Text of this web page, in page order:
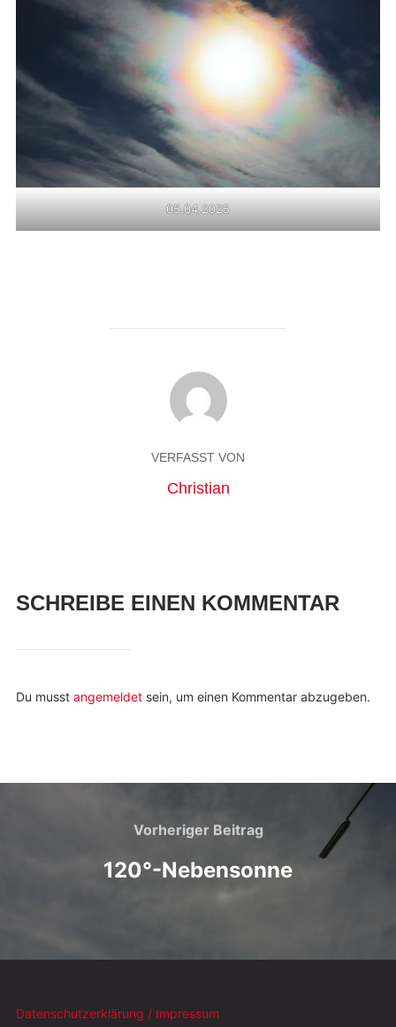
05.04.2025
VERFASST VON
Christian
SCHREIBE EINEN KOMMENTAR
Du musst angemeldetsein, um einen Kommentar abzugeben.
Vorheriger Beitrag
120°-Nebensonne
Datenschutzerklärung / Impressum